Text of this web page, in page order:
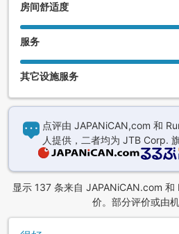
房间舒适度
服务
其它设施服务
点评由 JAPANiCAN,com 和
人提供，二者均为 JTB Corp.
显示 137 条来自 JAPANiCAN.com
价。部分评价或由机